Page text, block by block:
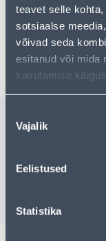
teavet selle
sotsiaalse
võivad seda
esitanud või mida
kasutamise käigus.
valik
Vajalik
Eelistused
Statistika
Tarne pole